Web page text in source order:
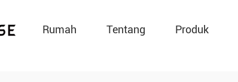
Rumah Tentang Produk